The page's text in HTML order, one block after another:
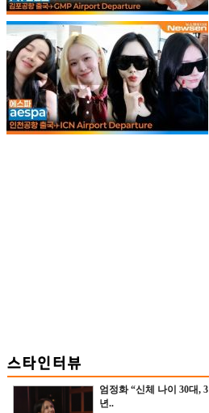
엄정화 “신체 나이 30대, 3
년..